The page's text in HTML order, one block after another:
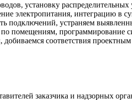
установку
электропитания, интеграцию
подключений, устраняем
по помещениям,
соответствия
заказчика и надзорных